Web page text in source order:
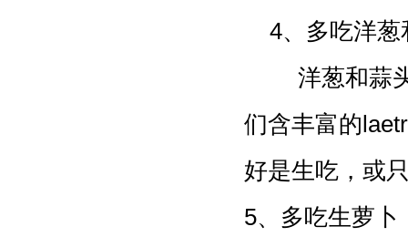
4、多吃洋葱
洋葱和蒜头
们含丰富的
好是生吃，或
5、多吃生萝卜